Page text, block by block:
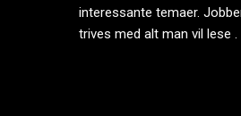
interessante temaer.
trives med alt man vil lese .